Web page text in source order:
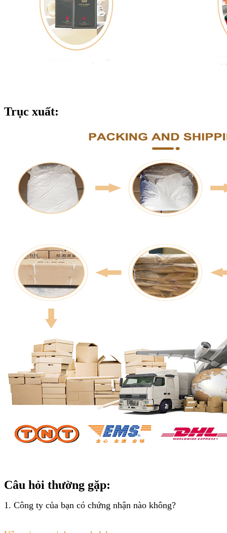
Trục xuất:
Câu hỏi thường gặp:
1. Công ty của bạn có chứng nhận nào không?